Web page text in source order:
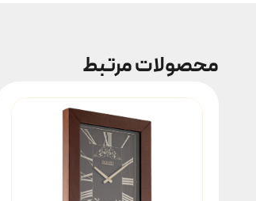
محصولات مرتبط